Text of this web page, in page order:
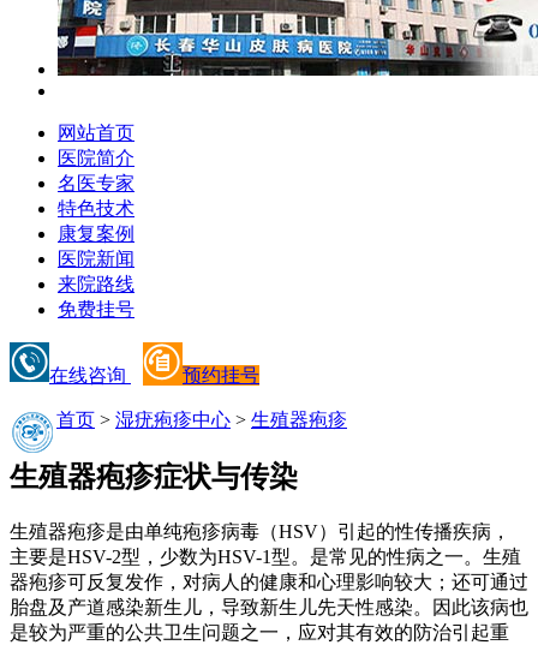
网站首页
医院简介
名医专家
特色技术
康复案例
医院新闻
来院路线
免费挂号
在线咨询 预约挂号
首页 > 湿疣疱疹中心 > 生殖器疱疹
生殖器疱疹症状与传染
生殖器疱疹是由单纯疱疹病毒（HSV）引起的性传播疾病，
主要是HSV-2型，少数为HSV-1型。是常见的性病之一。生殖
器疱疹可反复发作，对病人的健康和心理影响较大；还可通过
胎盘及产道感染新生儿，导致新生儿先天性感染。因此该病也
是较为严重的公共卫生问题之一，应对其有效的防治引起重